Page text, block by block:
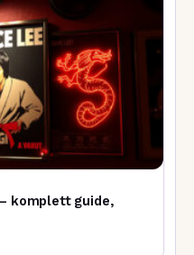
komplett guide,